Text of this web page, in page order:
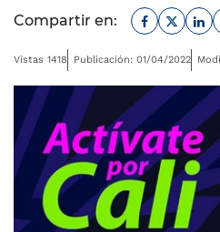
Compartir en: Facebook
Vistas 1418 Publicación: 01/04/2022